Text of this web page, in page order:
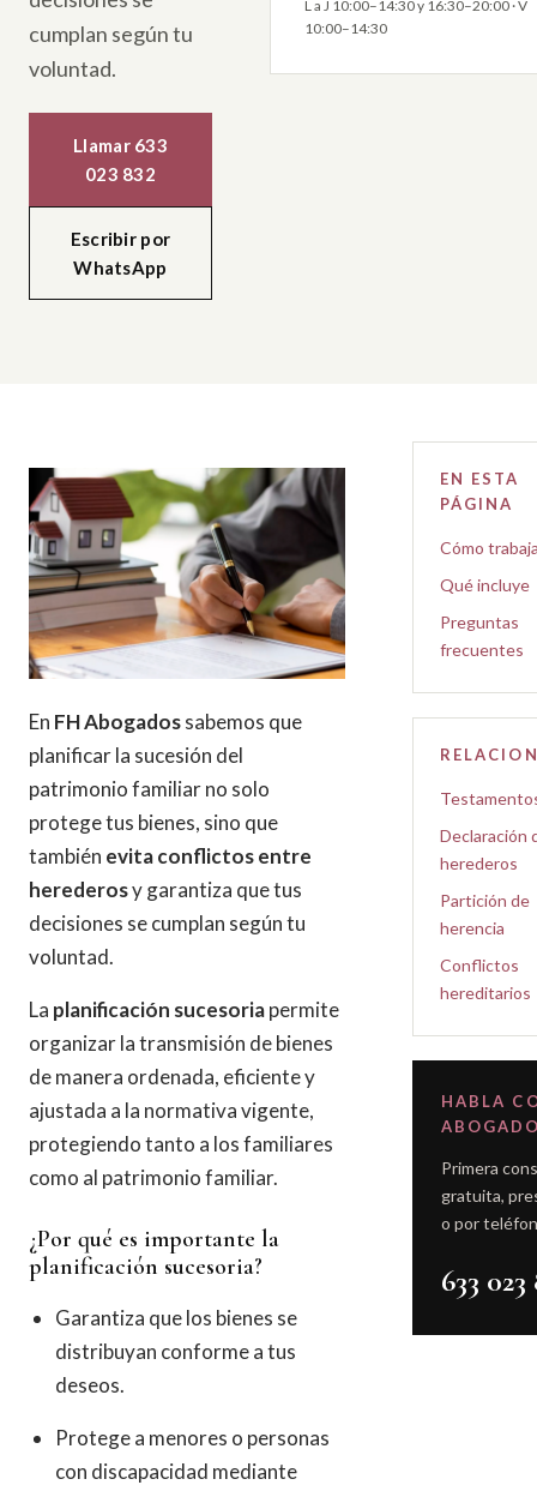
cumplan según tu
voluntad.
Llamar 633
023 832
Escribir por
WhatsApp
L a J 10:00–14:30 y 16:30–20:00 · V
10:00–14:30
En FH Abogadossabemos que
planificar la sucesión del
patrimonio familiar no solo
protege tus bienes, sino que
también evita conflictos entre
herederosy garantiza que tus
decisiones se cumplan según tu
voluntad.
La planificación sucesoriapermite
organizar la transmisión de bienes
de manera ordenada, eficiente y
ajustada a la normativa vigente,
protegiendo tanto a los familiares
como al patrimonio familiar.
¿Por qué es importante la
planificación sucesoria?
Garantiza que los bienes se
distribuyan conforme a tus
deseos.
Protege a menores o personas
con discapacidad mediante
EN ESTA
PÁGINA
Cómo
Qué incluye
Preguntas
frecuentes
Declaración
herederos
Partición de
herencia
Conflictos
hereditarios
HABLA
Primera
gratuita,
o por
633 023